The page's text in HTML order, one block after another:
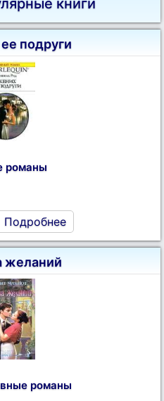
книги
подруги
романы
Подробнее
желаний
романы